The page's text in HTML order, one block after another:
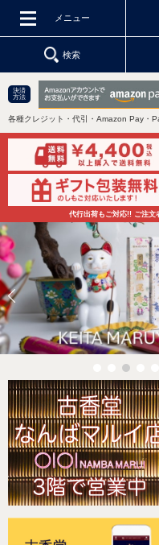
メニュー
検索
決済
方法
各種クレジット・代引・Amazon Pay・
代行出荷もご対応!! ご注文
Previous